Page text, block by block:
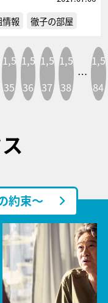
情報 徹子の部屋
1,5
35
1,5
36
1,5
37
1,5
38
…
1,5
84
約束～